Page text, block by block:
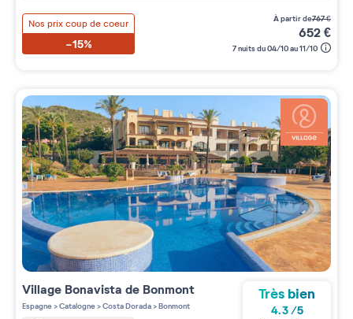
Nos prix coup de coeur
-15%
à partir de767€
652€
7 nuits du 04/10 au 11/10
Village Bonavista de Bonmont
Espagne>Catalogne>Costa Dorada>Bonmont
Très bien
4.3/5